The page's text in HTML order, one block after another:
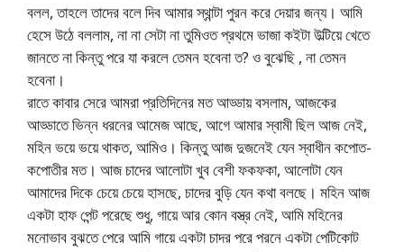
বলল, তাহলে তাদের বলে দিব আমার স্থান্টা পুরন করে দেয়ার জন্য। আমি
হেসে উঠে বললাম, না না সেটা না তুমিওত প্রথমে ভাজা কইটা উল্টিয়ে খেতে
জানতে না কিন্তু পরে যা করলে তেমন হবেনা ত? ও বুঝেছি , না তেমন
হবেনা।
রাতে কাবার সেরে আমরা প্রতিদিনের মত আড্ডায় বসলাম, আজকের
আড্ডাতে ভিন্ন ধরনের আমেজ আছে, আগে আমার স্বামী ছিল আজ নেই,
মহিন ভয়ে ভয়ে থাকত, আমিও। কিন্তু আজ দুজনেই যেন স্বাধীন কপোত-
কপোতীর মত। আজ চাদের আলোটা খুব বেশী ফকফকা, আলোটা যেন
আমাদের দিকে চেয়ে চেয়ে হাসছে, চাদের বুড়ি যেন কথা বলছে। মহিন আজ
একটা হাফ পেন্ট পরেছে শুধু, গায়ে আর কোন বস্ত্র নেই, আমি মহিনের
মনোভাব বুঝতে পেরে আমি গায়ে একটা চাদর পরে পরনে একটা পেটিকোট